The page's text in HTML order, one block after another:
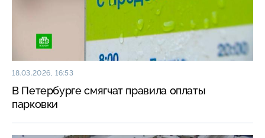
18.03.2026, 16:53
В Петербурге смягчат правила оплаты
парковки